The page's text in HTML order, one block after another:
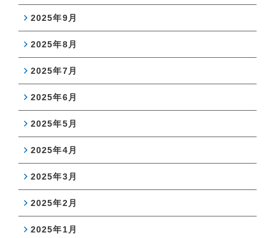
2025年9月
2025年8月
2025年7月
2025年6月
2025年5月
2025年4月
2025年3月
2025年2月
2025年1月